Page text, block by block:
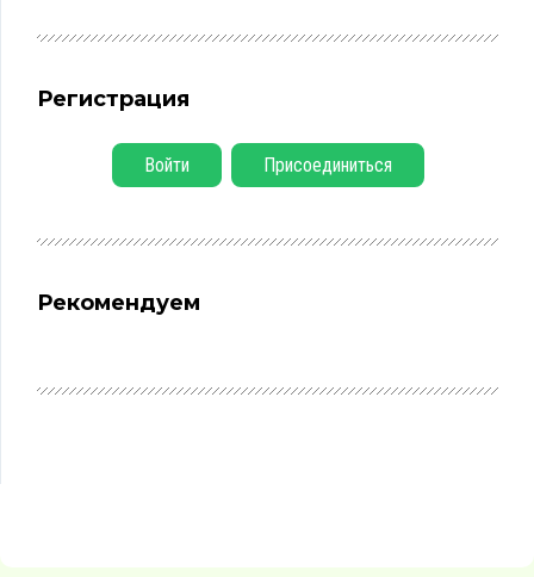
Регистрация
Войти Присоединиться
Рекомендуем